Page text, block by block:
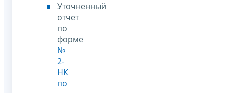
Уточненный
отчет
по
форме
№
2-
НК
по